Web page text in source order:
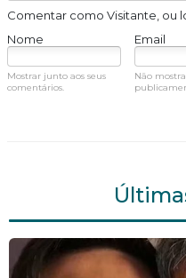
Comentar como Visitante, ou
Nome
Email
Mostrar junto aos seus
comentários.
Não